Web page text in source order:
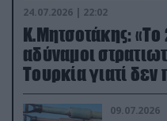
24.07.2026 | 22:02
Κ.Μητσοτάκης: «Το
αδύναμοι
Τουρκία γιατί δεν
(βίντεο)
09.07.2026